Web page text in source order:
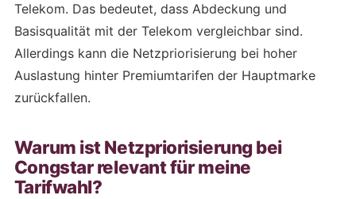
Telekom. Das bedeutet, dass Abdeckung und
Basisqualität mit der Telekom vergleichbar sind.
Allerdings kann die Netzpriorisierung bei hoher
Auslastung hinter Premiumtarifen der Hauptmarke
zurückfallen.
Warum ist Netzpriorisierung bei
Congstar relevant für meine
Tarifwahl?